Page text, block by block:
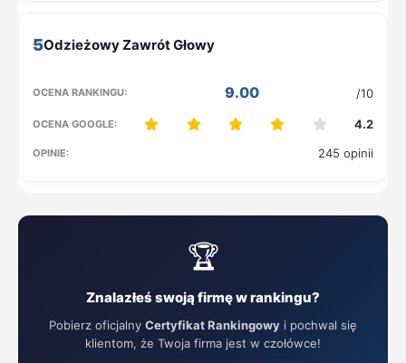
5
9.00 /10
4.2
245 opinii
🏆
Znalazłeś swoją firmę w rankingu?
Pobierz oficjalny Certyfikat Rankingowy i pochwal się
klientom, że Twoja firma jest w czołówce!